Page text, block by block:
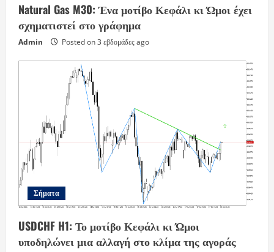
Natural Gas M30: Ένα μοτίβο Κεφάλι κι Ώμοι έχει
σχηματιστεί στο γράφημα
Admin Posted on 3 εβδομάδες ago
Σήματα
USDCHF H1: Το μοτίβο Κεφάλι κι Ώμοι
υποδηλώνει μια αλλαγή στο κλίμα της αγοράς